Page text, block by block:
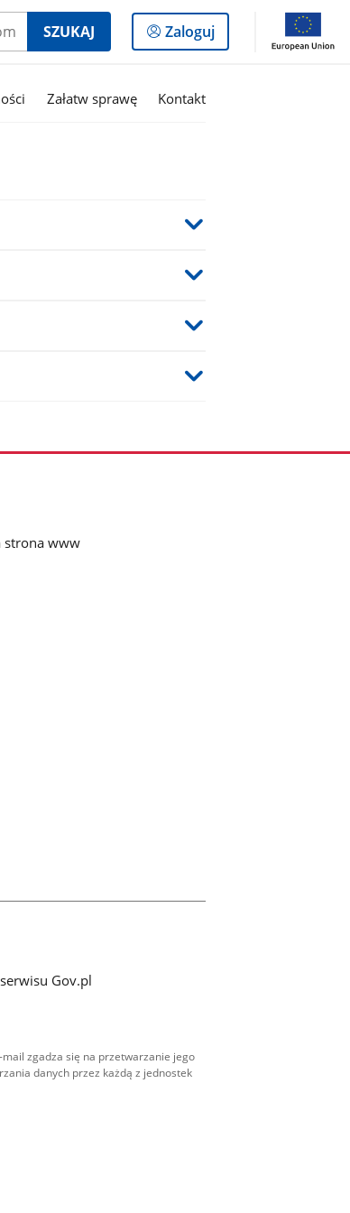
SZUKAJ
Logowanie
do
Zaloguj
Załatw sprawę Kontakt
strona www
Gov.pl
zgadza się na przetwarzanie jego
danych przez każdą z jednostek